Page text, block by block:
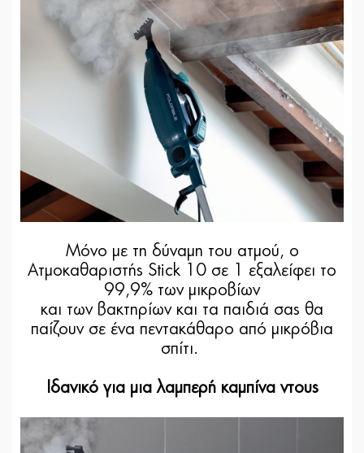
Μόνο με τη δύναμη του ατμού, ο
Ατμοκαθαριστής Stick 10 σε 1 εξαλείφει το
99,9% των μικροβίων
και των βακτηρίων και τα παιδιά σας θα
παίζουν σε ένα πεντακάθαρο από μικρόβια
σπίτι.
Ιδανικό για μια λαμπερή καμπίνα ντους